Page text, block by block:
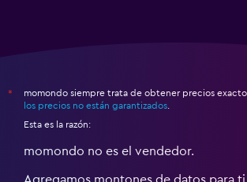
*
momondo siempre trata de obtener precios
los precios no están garantizados
Esta es la razón:
momondo no es el vendedor.